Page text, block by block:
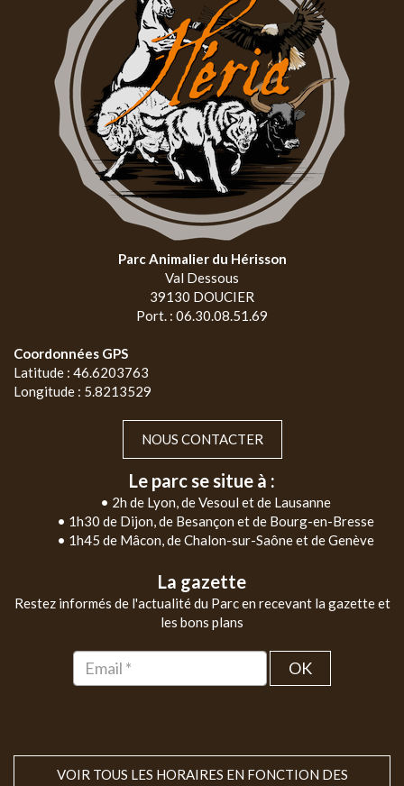
Parc Animalier du Hérisson
Val Dessous
39130 DOUCIER
Port. : 06.30.08.51.69
Coordonnées GPS
Latitude : 46.6203763
Longitude : 5.8213529
NOUS CONTACTER
Le parc se situe à :
• 2h de Lyon, de Vesoul et de Lausanne
• 1h30 de Dijon, de Besançon et de Bourg-en-Bresse
• 1h45 de Mâcon, de Chalon-sur-Saône et de Genève
La gazette
Restez informés de l'actualité du Parc en recevant la gazette et
les bons plans
OK
VOIR TOUS LES HORAIRES EN FONCTION DES